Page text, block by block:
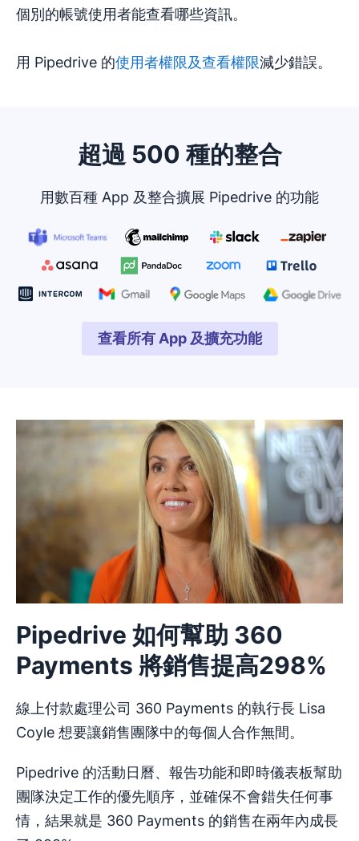
個別的帳號使用者能查看哪些資訊。
用 Pipedrive 的使用者權限及查看權限減少錯誤。
超過 500 種的整合
用數百種 App 及整合擴展 Pipedrive 的功能
查看所有 App 及擴充功能
在新視窗開啟
Pipedrive 如何幫助 360
Payments 將銷售提高298%
線上付款處理公司 360 Payments 的執行長 Lisa
Coyle 想要讓銷售團隊中的每個人合作無間。
Pipedrive 的活動日曆、報告功能和即時儀表板幫助
團隊決定工作的優先順序，並確保不會錯失任何事
情，結果就是 360 Payments 的銷售在兩年內成長